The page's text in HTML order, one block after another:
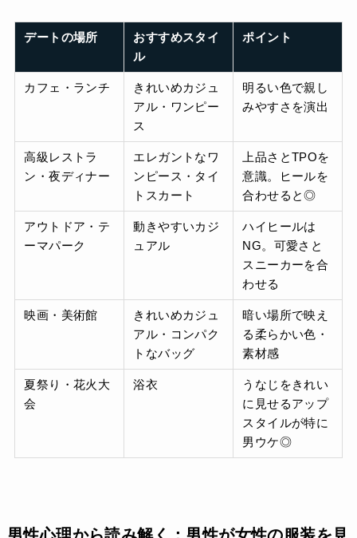
デートの場所
おすすめスタイ
ル
ポイント
カフェ・ランチ
きれいめカジュ
アル・ワンピー
ス
明るい色で親し
みやすさを演出
高級レストラ
ン・夜ディナー
エレガントなワ
ンピース・タイ
トスカート
上品さとTPOを
意識。ヒールを
合わせると◎
アウトドア・テ
ーマパーク
動きやすいカジ
ュアル
ハイヒールは
NG。可愛さと
スニーカーを合
わせる
映画・美術館
きれいめカジュ
アル・コンパク
トなバッグ
暗い場所で映え
る柔らかい色・
素材感
夏祭り・花火大
会
浴衣
うなじをきれい
に見せるアップ
スタイルが特に
男ウケ◎
男性心理から読み解く：男性が女性の服装を見